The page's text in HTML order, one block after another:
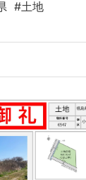
#土地